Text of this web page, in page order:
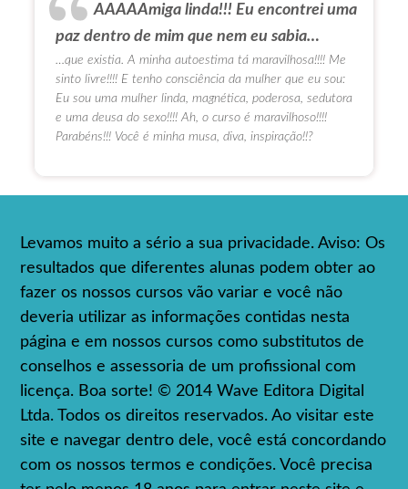
AAAAAmiga linda!!! Eu encontrei uma
paz dentro de mim que nem eu sabia…
…que existia. A minha autoestima tá maravilhosa!!!! Me
sinto livre!!!! E tenho consciência da mulher que eu sou:
Eu sou uma mulher linda, magnética, poderosa, sedutora
e uma deusa do sexo!!!! Ah, o curso é maravilhoso!!!!
Parabéns!!! Você é minha musa, diva, inspiração!!?
Levamos muito a sério a sua privacidade. Aviso: Os
resultados que diferentes alunas podem obter ao
fazer os nossos cursos vão variar e você não
deveria utilizar as informações contidas nesta
página e em nossos cursos como substitutos de
conselhos e assessoria de um profissional com
licença. Boa sorte! © 2014 Wave Editora Digital
Ltda. Todos os direitos reservados. Ao visitar este
site e navegar dentro dele, você está concordando
com os nossos termos e condições. Você precisa